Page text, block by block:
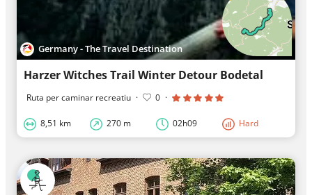
Germany - The Travel Destination
Harzer Witches Trail Winter Detour Bodetal
Ruta per caminar recreatiu · 0 ·
8,51 km 270 m 02h09 Hard